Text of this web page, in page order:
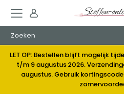
LET OP: Bestellen blijft mogelijk
t/m 9 augustus 2026.
augustus. Gebruik